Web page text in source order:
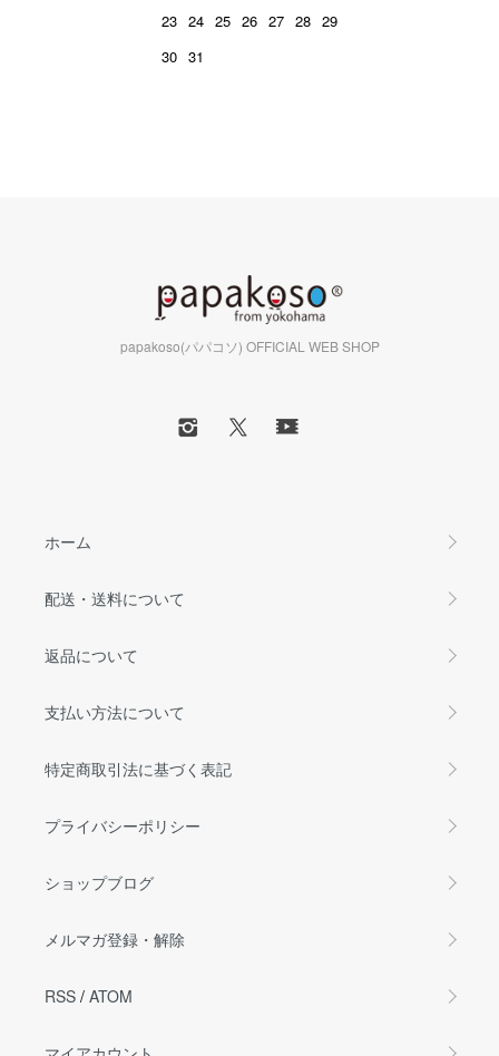
23 24 25 26 27 28 29
30 31
papakoso(パパコソ) OFFICIAL WEB SHOP
ホーム
配送・送料について
返品について
支払い方法について
特定商取引法に基づく表記
プライバシーポリシー
ショップブログ
メルマガ登録・解除
RSS / ATOM